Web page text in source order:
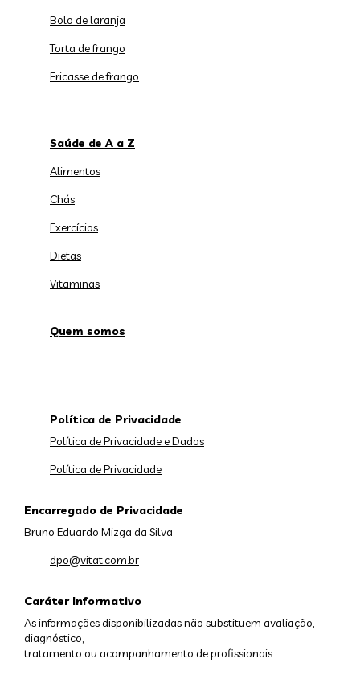
Bolo de laranja
Torta de frango
Fricasse de frango
Saúde de A a Z
Alimentos
Chás
Exercícios
Dietas
Vitaminas
Quem somos
Caráter Informativo
As informações disponibilizadas não substituem avaliação,
diagnóstico,
tratamento ou acompanhamento de profissionais.
Política de Privacidade
Política de Privacidade e Dados
Política de Privacidade
Encarregado de Privacidade
Bruno Eduardo Mizga da Silva
dpo@vitat.com.br